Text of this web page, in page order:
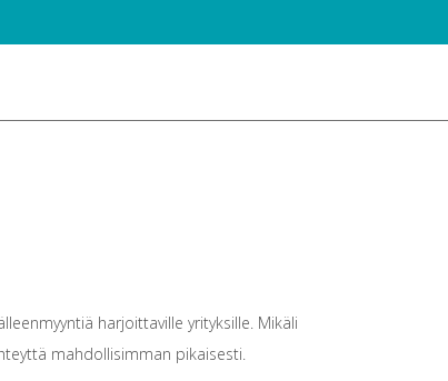
harjoittaville yrityksille. Mikäli
mahdollisimman pikaisesti.